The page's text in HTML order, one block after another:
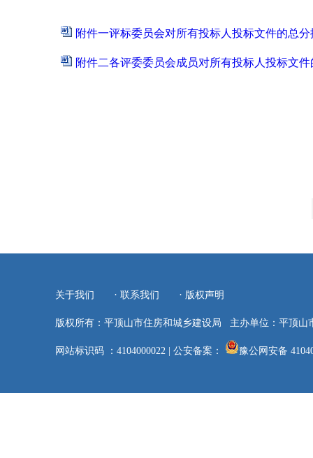
附件一评标委员会对所有投标人投标文件的总分
附件二各评委委员会成员对所有投标人投标文
关于我们 · 联系我们 · 版权声明
版权所有：平顶山市住房和城乡建设局 主办单位：平顶山
网站标识码 ：4104000022| 公安备案： 豫公网安备